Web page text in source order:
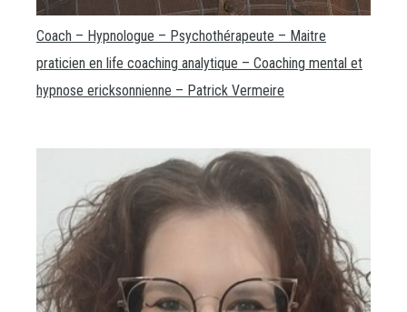
Coach – Hypnologue – Psychothérapeute – Maitre
praticien en life coaching analytique – Coaching mental et
hypnose ericksonnienne – Patrick Vermeire